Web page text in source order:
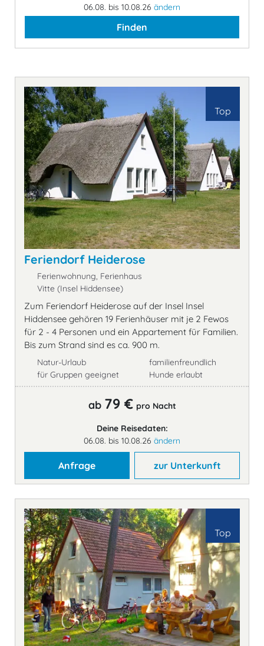
06.08. bis 10.08.26 ändern
Finden
Top
Feriendorf Heiderose
Ferienwohnung, Ferienhaus
Vitte (Insel Hiddensee)
Zum Feriendorf Heiderose auf der Insel Insel
Hiddensee gehören 19 Ferienhäuser mit je 2 Fewos
für 2 - 4 Personen und ein Appartement für Familien.
Bis zum Strand sind es ca. 900 m.
Natur-Urlaub
für Gruppen geeignet
familienfreundlich
Hunde erlaubt
ab 79 € pro Nacht
Deine Reisedaten:
06.08. bis 10.08.26 ändern
Anfrage zur Unterkunft
Top